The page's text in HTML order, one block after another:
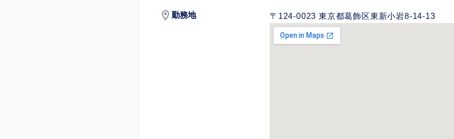
location_on 勤務地 〒124-0023 東京都葛飾区東新小岩8-14-13